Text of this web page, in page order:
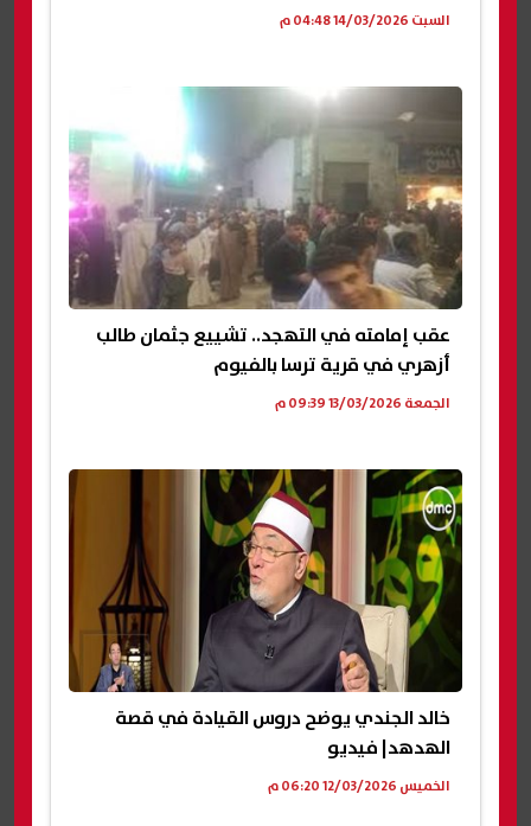
السبت 14/03/2026 04:48 م
عقب إمامته في التهجد.. تشييع جثمان طالب
أزهري في قرية ترسا بالفيوم
الجمعة 13/03/2026 09:39 م
خالد الجندي يوضح دروس القيادة في قصة
الهدهد| فيديو
الخميس 12/03/2026 06:20 م